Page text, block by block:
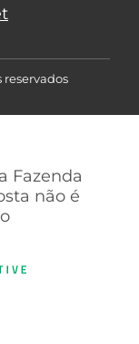
reservados
Fazenda
não é